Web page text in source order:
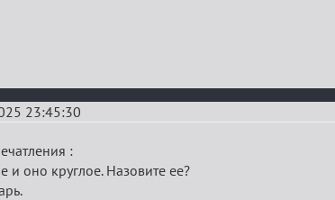
23:45:30
:
и оно круглое. Назовите ее?